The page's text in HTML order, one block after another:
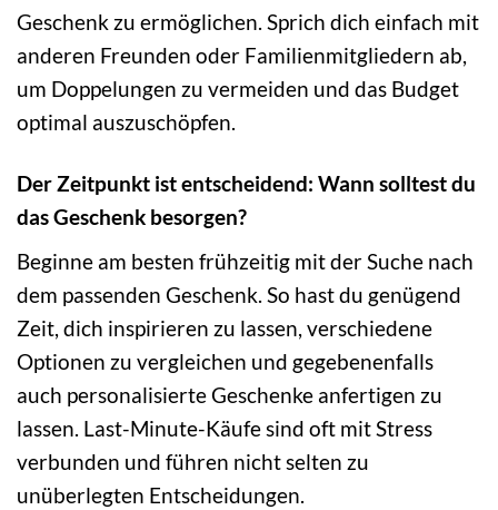
Geschenk zu ermöglichen. Sprich dich einfach mit
anderen Freunden oder Familienmitgliedern ab,
um Doppelungen zu vermeiden und das Budget
optimal auszuschöpfen.
Der Zeitpunkt ist entscheidend: Wann solltest du
das Geschenk besorgen?
Beginne am besten frühzeitig mit der Suche nach
dem passenden Geschenk. So hast du genügend
Zeit, dich inspirieren zu lassen, verschiedene
Optionen zu vergleichen und gegebenenfalls
auch personalisierte Geschenke anfertigen zu
lassen. Last-Minute-Käufe sind oft mit Stress
verbunden und führen nicht selten zu
unüberlegten Entscheidungen.